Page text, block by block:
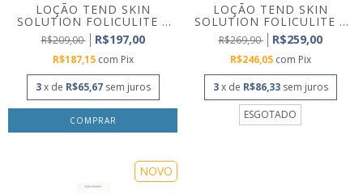
LOÇÃO TEND SKIN
SOLUTION FOLICULITE E
PE...
R$209,00 R$197,00
R$187,15 com Pix
3 x de R$65,67 sem juros
LOÇÃO TEND SKIN
SOLUTION FOLICULITE E
PE...
R$269,90 R$259,00
R$246,05 com Pix
3 x de R$86,33 sem juros
ESGOTADO
NOVO